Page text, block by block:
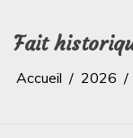
Fait
Accueil 2026